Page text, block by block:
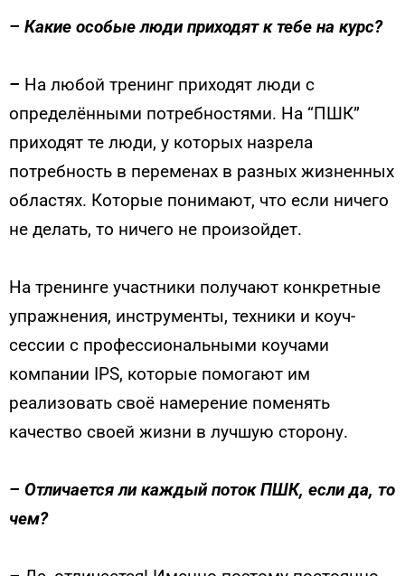
– Какие особые люди приходят к тебе на курс?
– На любой тренинг приходят люди с
определёнными потребностями. На “ПШК”
приходят те люди, у которых назрела
потребность в переменах в разных жизненных
областях. Которые понимают, что если ничего
не делать, то ничего не произойдет.
На тренинге участники получают конкретные
упражнения, инструменты, техники и коуч-
сессии с профессиональными коучами
компании IPS, которые помогают им
реализовать своё намерение поменять
качество своей жизни в лучшую сторону.
– Отличается ли каждый поток ПШК, если да, то
чем?